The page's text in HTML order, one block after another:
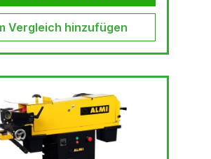
Vergleich hinzufügen